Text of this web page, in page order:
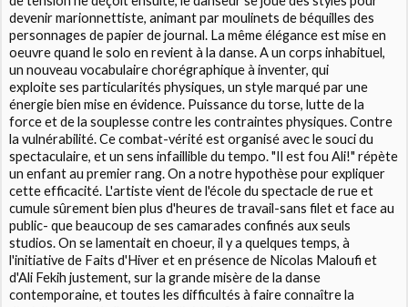
devenir marionnettiste, animant par moulinets de béquilles des
personnages de papier de journal. La même élégance est mise en
oeuvre quand le solo en revient à la danse. A un corps inhabituel,
un nouveau vocabulaire chorégraphique à inventer, qui
exploite ses particularités physiques, un style marqué par une
énergie bien mise en évidence. Puissance du torse, lutte de la
force et de la souplesse contre les contraintes physiques. Contre
la vulnérabilité. Ce combat-vérité est organisé avec le souci du
spectaculaire, et un sens infaillible du tempo. "Il est fou Ali!" répète
un enfant au premier rang. On a notre hypothèse pour expliquer
cette efficacité. L'artiste vient de l'école du spectacle de rue et
cumule sûrement bien plus d'heures de travail-sans filet etface au
public- que beaucoup de ses camarades confinés aux seuls
studios. On se lamentait en choeur, il y a quelques temps, à
l'initiative de Faits d'Hiver et en présence de Nicolas Maloufi et
d'Ali Fekih justement, sur la grande misère de la danse
contemporaine, et toutes les difficultés à faire connaître la